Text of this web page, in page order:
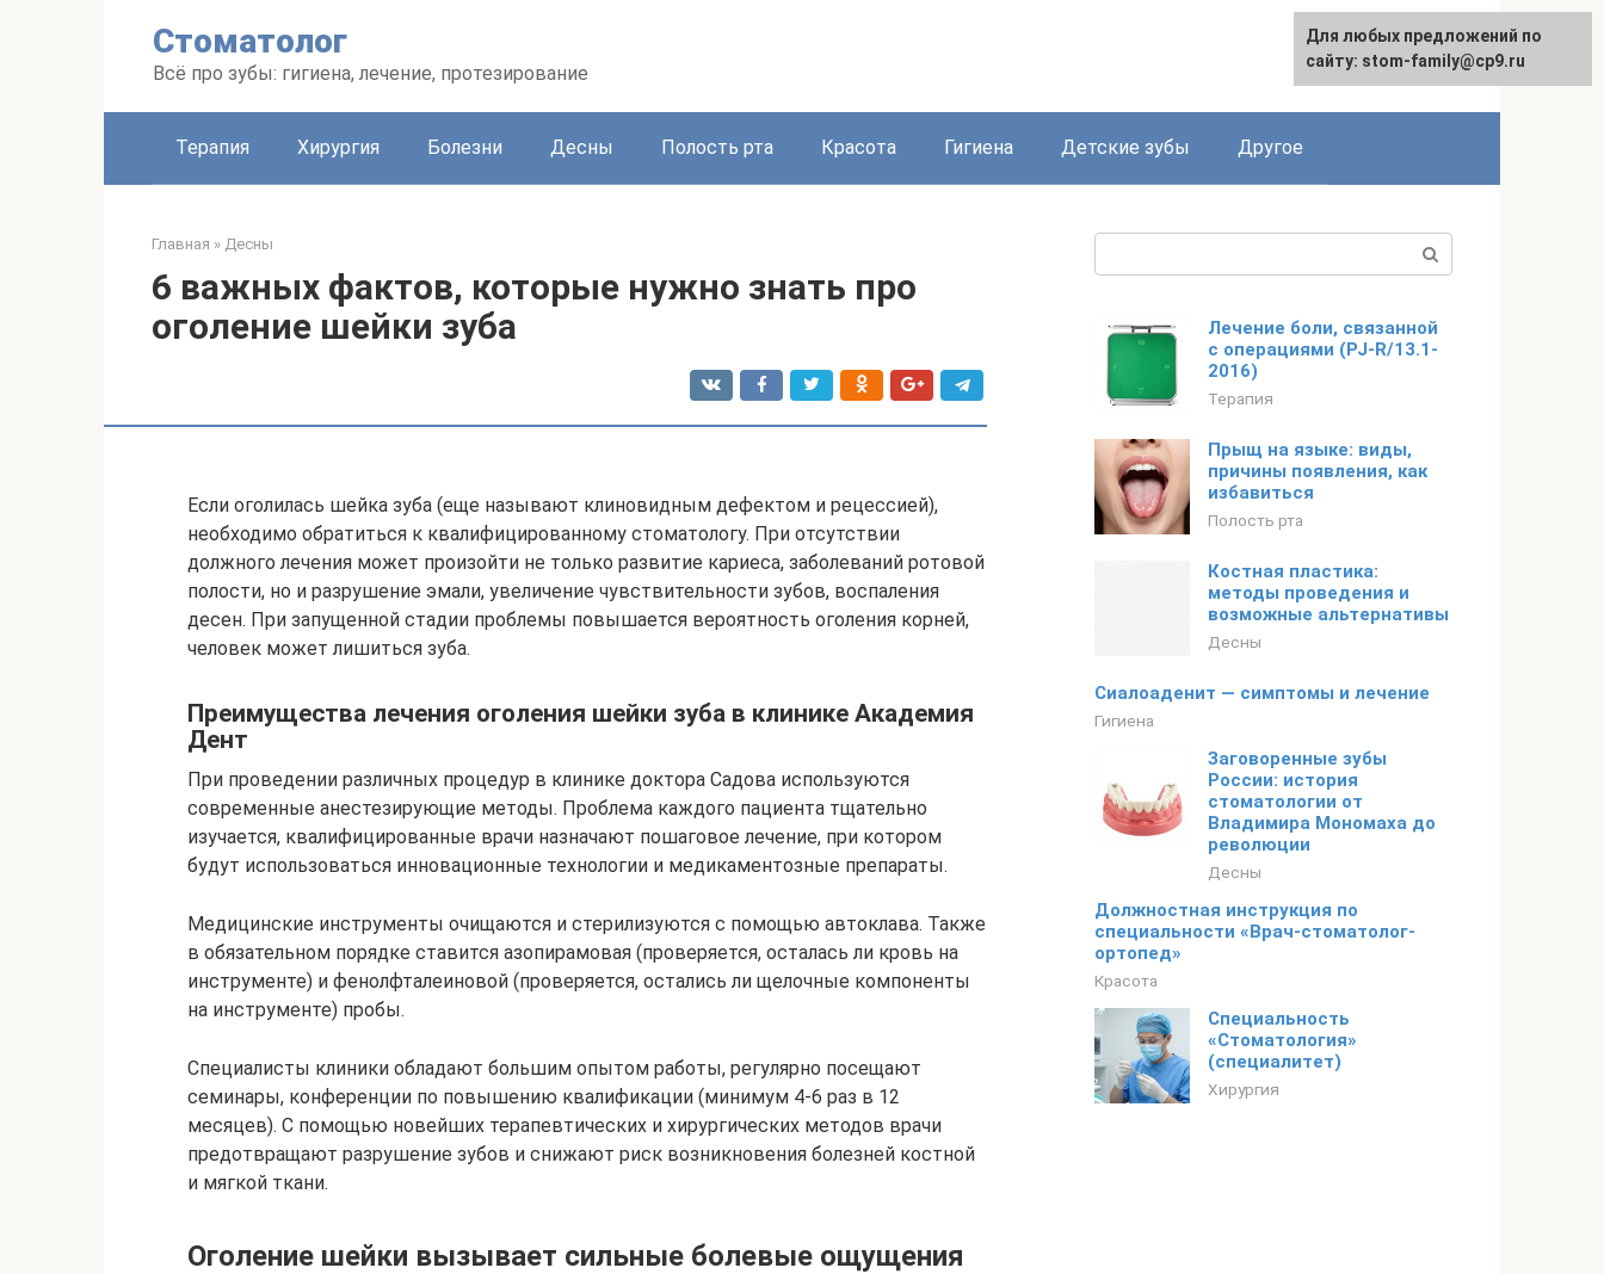
Стоматолог
Всё про зубы: гигиена, лечение, протезирование
Терапия Хирургия Болезни Десны Полость рта Красота Гигиена Детские зубы Другое
Главная » Десны
6 важных фактов, которые нужно знать про
оголение шейки зуба
Если оголилась шейка зуба (еще называют клиновидным дефектом и рецессией),
необходимо обратиться к квалифицированному стоматологу. При отсутствии
должного лечения может произойти не только развитие кариеса, заболеваний ротовой
полости, но и разрушение эмали, увеличение чувствительности зубов, воспаления
десен. При запущенной стадии проблемы повышается вероятность оголения корней,
человек может лишиться зуба.
Преимущества лечения оголения шейки зуба в клинике Академия
Дент
При проведении различных процедур в клинике доктора Садова используются
современные анестезирующие методы. Проблема каждого пациента тщательно
изучается, квалифицированные врачи назначают пошаговое лечение, при котором
будут использоваться инновационные технологии и медикаментозные препараты.
Медицинские инструменты очищаются и стерилизуются с помощью автоклава. Также
в обязательном порядке ставится азопирамовая (проверяется, осталась ли кровь на
инструменте) и фенолфталеиновой (проверяется, остались ли щелочные компоненты
на инструменте) пробы.
Специалисты клиники обладают большим опытом работы, регулярно посещают
семинары, конференции по повышению квалификации (минимум 4-6 раз в 12
месяцев). С помощью новейших терапевтических и хирургических методов врачи
предотвращают разрушение зубов и снижают риск возникновения болезней костной
и мягкой ткани.
Оголение шейки вызывает сильные болевые ощущения
Лечение боли, связанной
с операциями (PJ-R/13.1-
2016)
Терапия
Прыщ на языке: виды,
причины появления, как
избавиться
Полость рта
Костная пластика:
методы проведения и
возможные альтернативы
Десны
Сиалоаденит — симптомы и лечение
Гигиена
Заговоренные зубы
России: история
стоматологии от
Владимира Мономаха до
революции
Десны
Должностная инструкция по
специальности «Врач-стоматолог-
ортопед»
Красота
Специальность
«Стоматология»
(специалитет)
Хирургия
Для любых предложений по
сайту: stom-family@cp9.ru